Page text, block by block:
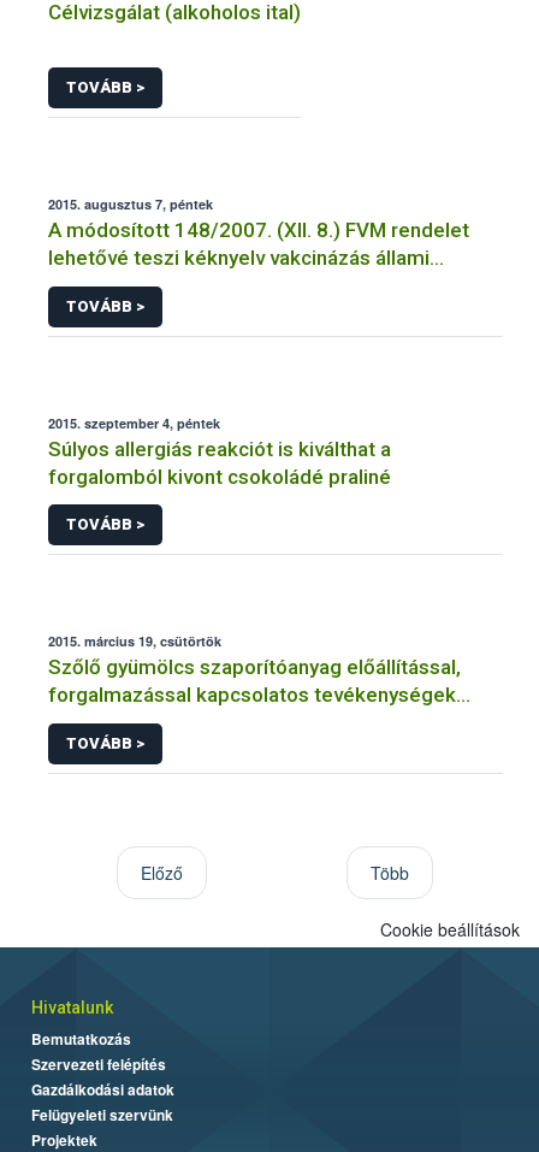
Célvizsgálat (alkoholos ital)
TOVÁBB >
2015. augusztus 7, péntek
A módosított 148/2007. (XII. 8.) FVM rendelet
lehetővé teszi kéknyelv vakcinázás állami
támogatását
TOVÁBB >
2015. szeptember 4, péntek
Súlyos allergiás reakciót is kiválthat a
forgalomból kivont csokoládé praliné
TOVÁBB >
2015. március 19, csütörtök
Szőlő gyümölcs szaporítóanyag előállítással,
forgalmazással kapcsolatos tevékenységek
engedélyezése, nyilvántartásba vétele
TOVÁBB >
Előző Több
Cookie beállítások
Hivatalunk
Bemutatkozás
Szervezeti felépítés
Gazdálkodási adatok
Felügyeleti szervünk
Projektek